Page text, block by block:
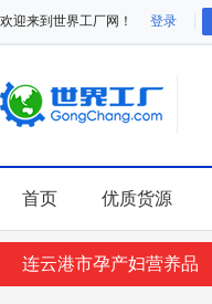
欢迎来到世界工厂网！ 登录
首页 优质货源
连云港市孕产妇营养品